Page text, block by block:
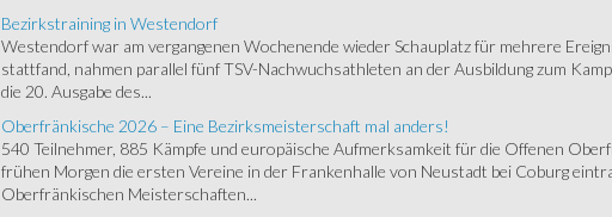
Bezirkstraining in Westendorf
Westendorf war am vergangenen Wochenende wieder Schauplatz für mehrere
stattfand, nahmen parallel fünf TSV-Nachwuchsathleten an der Ausbildung zum
die 20. Ausgabe des...
Oberfränkische 2026 – Eine Bezirksmeisterschaft mal anders!
540 Teilnehmer, 885 Kämpfe und europäische Aufmerksamkeit für die Offenen
frühen Morgen die ersten Vereine in der Frankenhalle von Neustadt bei Coburg
Oberfränkischen Meisterschaften...